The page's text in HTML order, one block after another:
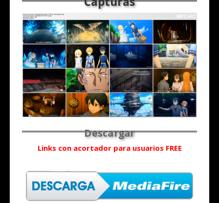
Links con acortador para usuarios FREE